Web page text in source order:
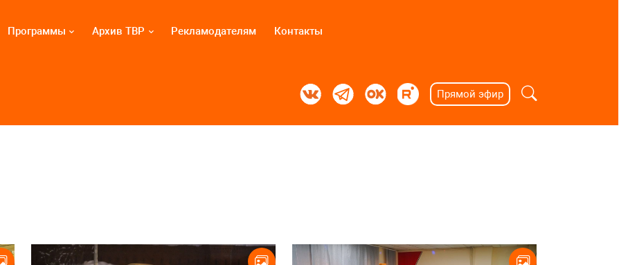
Программы Архив ТВР Рекламодателям Контакты
Прямой эфир